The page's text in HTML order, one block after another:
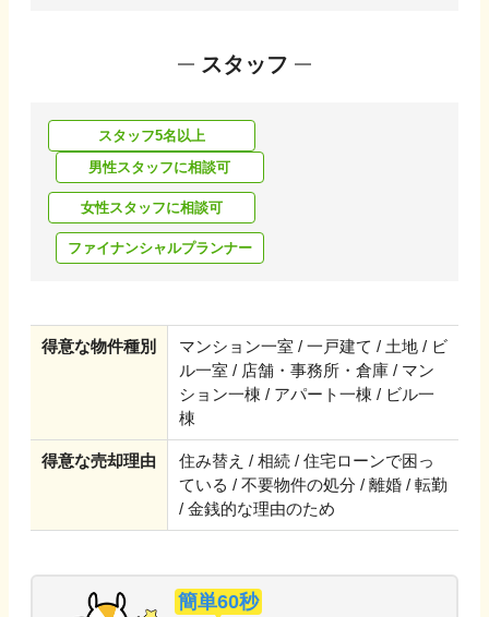
スタッフ
スタッフ5名以上
男性スタッフに相談可
女性スタッフに相談可
ファイナンシャルプランナー
得意な物件種別
マンション一室 / 一戸建て / 土地 / ビ
ル一室 / 店舗・事務所・倉庫 / マン
ション一棟 / アパート一棟 / ビル一
棟
得意な売却理由
住み替え / 相続 / 住宅ローンで困っ
ている / 不要物件の処分 / 離婚 / 転勤
/ 金銭的な理由のため
簡単60秒